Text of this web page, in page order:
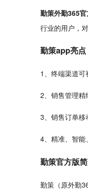
勤策外勤365
行业的用户，
勤策app亮点
1、终端渠道可
2、销售管理精
3、销售订单移
4、精准、 智能
勤策官方版
勤策（原外勤